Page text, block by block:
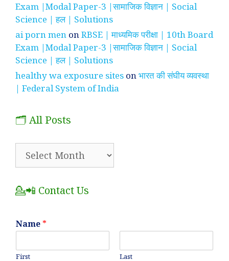
Exam |Modal Paper-3 |सामाजिक विज्ञान | Social
Science | हल | Solutions
ai porn men onRBSE | माध्यमिक परीक्षा | 10th Board
Exam |Modal Paper-3 |सामाजिक विज्ञान | Social
Science | हल | Solutions
healthy wa exposure sites onभारत की संघीय व्यवस्था
| Federal System of India
🗂️ All Posts
💁📲 Contact Us
Name *
First Last